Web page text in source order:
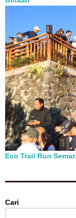
Eco Trail Run
Cari